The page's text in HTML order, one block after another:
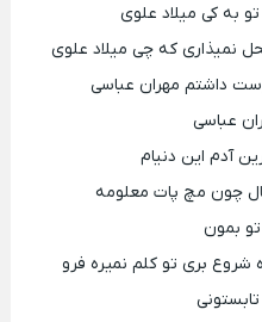
به کی میلاد علوی
که چی میلاد علوی
داشتم مهران عباسی
عباسی
آدم این دنیام
چون مچ پات معلومه
بمون
بری تو کلم نمیره فرو